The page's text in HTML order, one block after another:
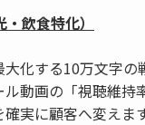
飲食特化）
化する10万文字の
動画の「視聴維持
実に顧客へ変えます